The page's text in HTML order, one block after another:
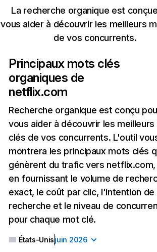
La recherche organique est
vous aider à découvrir les meilleurs
de vos concurrents.
Principaux mots clés
organiques de
netflix.com
Recherche organique est conçu
vous aider à découvrir les
clés de vos concurrents. L'outil
montrera les principaux mots clés
génèrent du trafic vers
en fournissant le volume de
exact, le coût par clic, l'intention de
recherche et le niveau de
pour chaque mot clé.
États-Unisjuin 2026